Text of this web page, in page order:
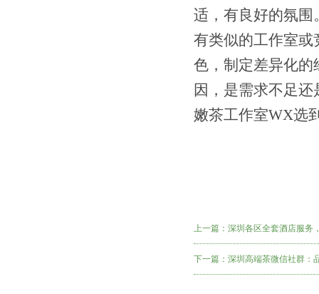
适，有良好的氛围
有类似的工作室或
色，制定差异化的
因，是需求不足
嫩茶工作室WX选
上一篇： 深圳各区全套酒店服务
下一篇： 深圳高端茶微信社群：